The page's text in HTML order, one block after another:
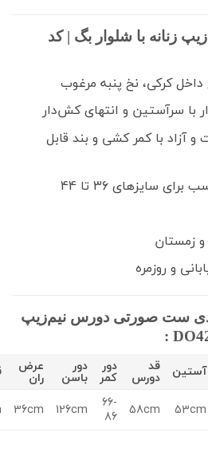
با شلوار بگ | کد
نخ پنبه مرغوب
و انتهای کش‌دار
کمر کشی و بند قابل
36 تا 44
صورتی دورس نیم‌زیپ
قد
دورس
دور
کمر
دور
باسن
عرض
ران
قدشلوار
58cm
66-
86
126cm
36cm
110cm